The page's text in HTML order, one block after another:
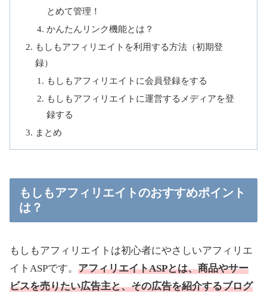
とめて管理！
かんたんリンク機能とは？
もしもアフィリエイトを利用する方法（初期登
録）
もしもアフィリエイトに会員登録をする
もしもアフィリエイトに運営するメディアを登
録する
まとめ
もしもアフィリエイトのおすすめポイント
は？
もしもアフィリエイトは初心者にやさしいアフィリエ
イトASPです。 アフィリエイトASPとは、商品やサー
ビスを売りたい広告主と、その広告を紹介するブログ